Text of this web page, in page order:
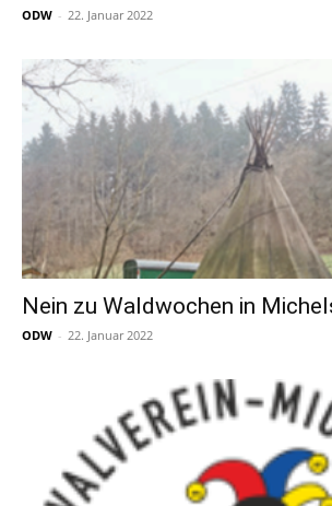
ODW - 22. Januar 2022
Nein zu Waldwochen in
ODW - 22. Januar 2022